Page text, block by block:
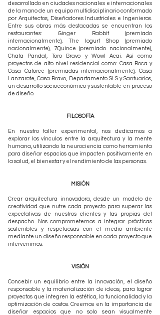
desarrollado en ciudades nacionales e internacionales
de la mano de un equipo multidisciplinario conformado
por Arquitectos, Diseñadores Industriales e Ingenieros.
Entre sus obras más destacadas se encuentran los
restaurantes: Ginger Rabbit (premiado
internacionalmente), The Iogurt Shop (premiado
nacionalmente), 7Quince (premiado nacionalmente),
Chata Pandal, Toro Bravo y Wowl Acai. Así como
proyectos de alto nivel residencial como: Casa Roca y
Casa Catorce (premiadas internacionalmente), Casa
Lanzarote, Casa Bravo, Departamento SLS y Santuarios,
un desarrollo socioeconómico y sustentable en proceso
de diseño.
FILOSOFÍA
En nuestro taller experimental, nos dedicamos a
explorar los vínculos entre la arquitectura y la mente
humana, utilizando la neurociencia como herramienta
para diseñar espacios que impacten positivamente en
la salud, el bienestar y el rendimiento de las personas.
MISIÓN
Crear arquitectura innovadora, desde un modelo de
creatividad que nutre cada proyecto para superar las
expectativas de nuestros clientes y las propias del
despacho. Nos comprometemos a integrar prácticas
sostenibles y respetuosas con el medio ambiente
mediante un diseño responsable en cada proyecto que
intervenimos.
VISIÓN
Concebir un equilibrio entre la innovación, el diseño
responsable y la materialización de ideas, para lograr
proyectos que integren la estética, la funcionalidad y la
optimización de costos. Creemos en la importancia de
diseñar espacios que no solo sean visualmente